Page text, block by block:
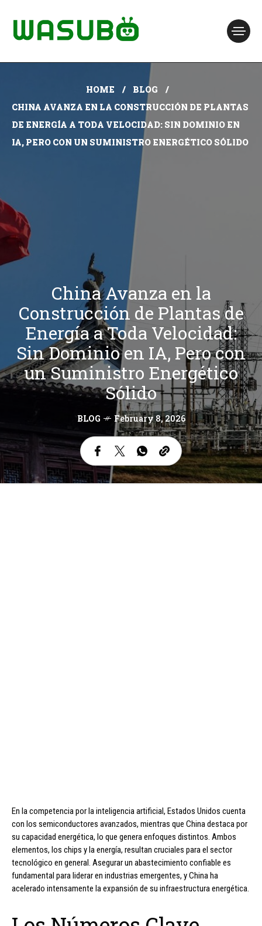
HOME
BLOG
CHINA AVANZA EN LA CONSTRUCCIÓN DE PLANTAS
DE ENERGÍA A TODA VELOCIDAD: SIN DOMINIO EN
IA, PERO CON UN SUMINISTRO ENERGÉTICO SÓLIDO
China Avanza en la
Construcción de Plantas de
Energía a Toda Velocidad:
Sin Dominio en IA, Pero con
un Suministro Energético
Sólido
BLOG February 8, 2026
En la competencia por la inteligencia artificial, Estados Unidos cuenta
con los semiconductores avanzados, mientras que China destaca por
su capacidad energética, lo que genera enfoques distintos. Ambos
elementos, los chips y la energía, resultan cruciales para el sector
tecnológico en general. Asegurar un abastecimiento confiable es
fundamental para liderar en industrias emergentes, y China ha
acelerado intensamente la expansión de su infraestructura energética.